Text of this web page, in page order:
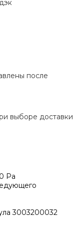
после
выборе доставки
Ра
3003200032